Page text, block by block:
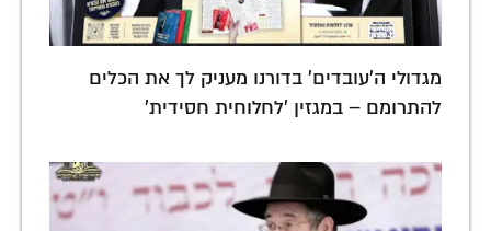
מגדולי ה'עובדים' בדורנו מעניק לך את הכלים
להתרומם – במגזין 'לחלוחית חסידית'